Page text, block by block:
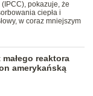
pokazuje, że
ciepła i
w coraz mniejszym
reaktora
amerykańską